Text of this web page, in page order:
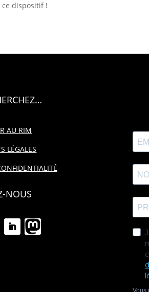
ce dispositif !
AU RIM
LÉGALES
NOUS